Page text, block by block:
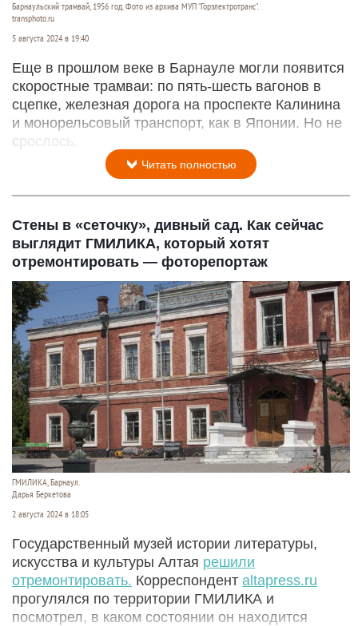
Барнаульский трамвай, 1956 год. Фото из архива МУП "Горэлектротранс".
transphoto.ru
5 августа 2024 в 19:40
Еще в прошлом веке в Барнауле могли появится
скоростные трамваи: по пять-шесть вагонов в
сцепке, железная дорога на проспекте Калинина
и монорельсовый транспорт, как в Японии. Но не
срослось.
Читать полностью
Стены в «сеточку», дивный сад. Как сейчас
выглядит ГМИЛИКА, который хотят
отремонтировать — фоторепортаж
ГМИЛИКА, Барнаул.
Дарья Беркетова
2 августа 2024 в 18:05
Государственный музей истории литературы,
искусства и культуры Алтая решили
отремонтировать. Корреспондент altapress.ru
прогулялся по территории ГМИЛИКА и
посмотрел, в каком состоянии он находится